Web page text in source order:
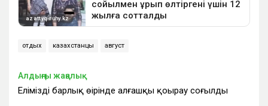
отдых казахстанцы август
Алдыңғы жаңалық
Еліміздің барлық өңірінде алғашқы қоңырау соғылды